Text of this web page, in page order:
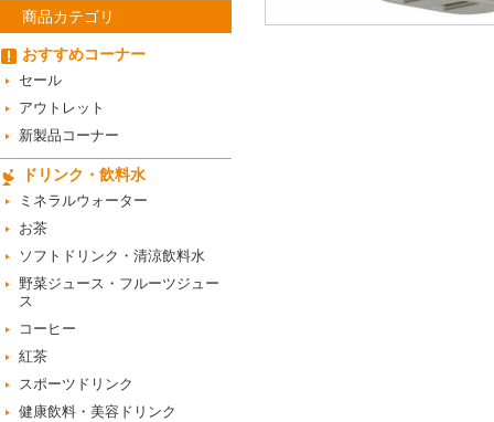
商品カテゴリ
おすすめコーナー
セール
アウトレット
新製品コーナー
ドリンク・飲料水
ミネラルウォーター
お茶
ソフトドリンク・清涼飲料水
野菜ジュース・フルーツジュー
ス
コーヒー
紅茶
スポーツドリンク
健康飲料・美容ドリンク